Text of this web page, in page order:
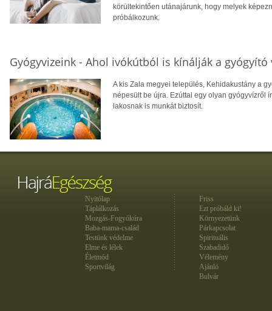
körültekintően utánajárunk, hogy melyek
próbálkozunk.
Gyógyvizeink - Ahol ivókútból is kínálják a gyógyító
A kis Zala megyei település, Kehidakustány a
népesült be újra. Ezúttal egy olyan gyógyvízről
lakosnak is munkát biztosít.
Nyitólap
Táplálkozás
Mozgás-Fogyókúra
Baba-mama-család
Testünk védelme
Elme és lélek
Életmód
Sportvilág
Friss
Ezt próbáld ki!
Környezetünk
Párkapcsolat
Spirituális
Szabadidő
Vélemény
Ajánló
Bulvár